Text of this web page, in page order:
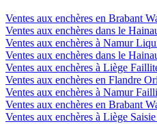
Ventes aux enchères en Brabant
Ventes aux enchères dans le
Ventes aux enchères à Namur
Ventes aux enchères dans le
Ventes aux enchères à Liège
Ventes aux enchères en Flandre
Ventes aux enchères à Namur
Ventes aux enchères en Brabant
Ventes aux enchères à Liège